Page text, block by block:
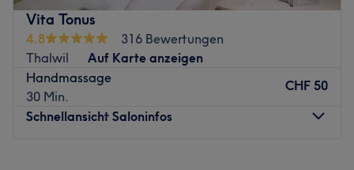
Vita Tonus
4.8
316 Bewertungen
Thalwil
Auf Karte anzeigen
Handmassage
30 Min.
CHF 50
Schnellansicht Saloninfos